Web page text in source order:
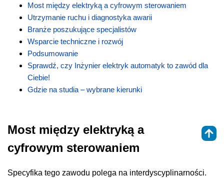
Most między elektryką a cyfrowym sterowaniem
Utrzymanie ruchu i diagnostyka awarii
Branże poszukujące specjalistów
Wsparcie techniczne i rozwój
Podsumowanie
Sprawdź, czy Inżynier elektryk automatyk to zawód dla
Ciebie!
Gdzie na studia – wybrane kierunki
Most między elektryką a
cyfrowym sterowaniem
Specyfika tego zawodu polega na interdyscyplinarności.